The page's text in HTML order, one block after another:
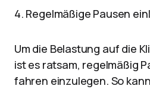
4. Regelmäßige Pausen
Um die Belastung auf die
ist es ratsam, regelmäßig
fahren einzulegen. So